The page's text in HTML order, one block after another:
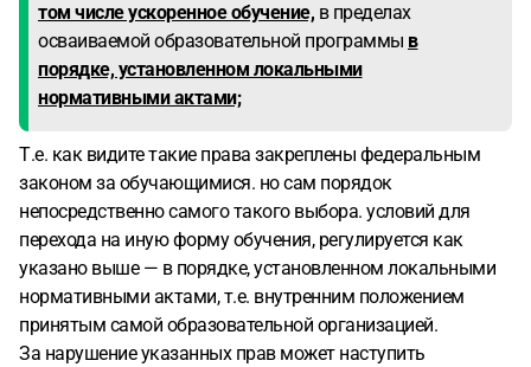
том числе ускоренное обучение, в пределах
осваиваемой образовательной программы в
порядке, установленном локальными
нормативными актами;
Т.е. как видите такие права закреплены федеральным
законом за обучающимися. но сам порядок
непосредственно самого такого выбора. условий для
перехода на иную форму обучения, регулируется как
указано выше — в порядке, установленном локальными
нормативными актами, т.е. внутренним положением
принятым самой образовательной организацией.
За нарушение указанных прав может наступить